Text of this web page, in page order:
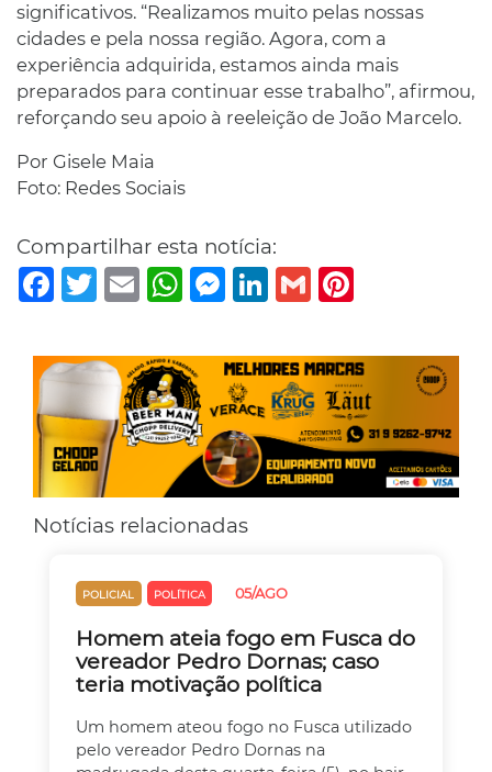
significativos. “Realizamos muito pelas nossas
cidades e pela nossa região. Agora, com a
experiência adquirida, estamos ainda mais
preparados para continuar esse trabalho”, afirmou,
reforçando seu apoio à reeleição de João Marcelo.
Por Gisele Maia
Foto: Redes Sociais
Compartilhar esta notícia:
Facebook
TwitterEmail WhatsAppMessenger
LinkedIn
Gmail
Notícias relacionadas
POLICIAL POLÍTICA 05/AGO
Homem ateia fogo em Fusca do
vereador Pedro Dornas; caso
teria motivação política
Um homem ateou fogo no Fusca utilizado
pelo vereador Pedro Dornas na